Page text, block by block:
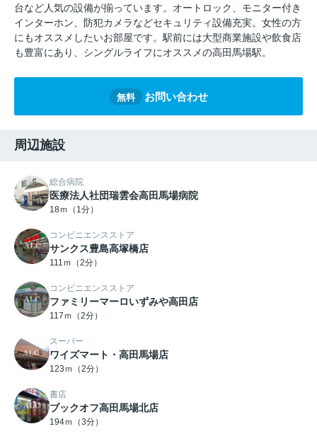
台など人気の設備が揃っています。オートロック、モニター付き
インターホン、防犯カメラなどセキュリティ設備充実。女性の方
にもオススメしたいお部屋です。駅前には大型商業施設や飲食店
も豊富にあり、シングルライフにオススメの高田馬場駅。
無料 お問い合わせ
周辺施設
総合病院
医療法人社団瑞雲会高田馬場病院
18ｍ（1分）
コンビニエンスストア
サンクス豊島高塚橋店
111ｍ（2分）
コンビニエンスストア
ファミリーマーロいずみや高田店
117ｍ（2分）
スーパー
ワイズマート・高田馬場店
123ｍ（2分）
書店
ブックオフ高田馬場北店
194ｍ（3分）